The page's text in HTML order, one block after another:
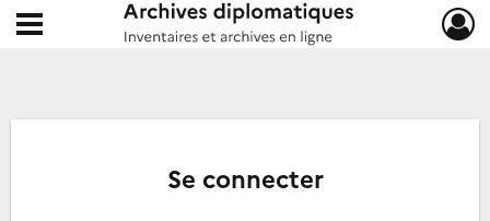
Archives diplomatiques
Ouvrir le menu déroulant
Se connecter